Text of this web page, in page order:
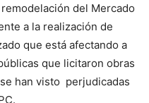
del Mercado
a la realización de
que está afectando a
que licitaron obras
han visto perjudicadas